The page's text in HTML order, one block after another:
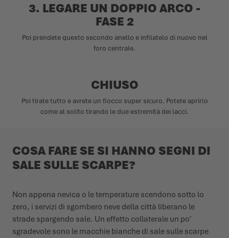
3. LEGARE UN DOPPIO ARCO -
FASE 2
Poi prendete questo secondo anello e infilatelo di nuovo nel
foro centrale.
CHIUSO
Poi tirate tutto e avrete un fiocco super sicuro. Potete aprirlo
come al solito tirando le due estremità dei lacci.
COSA FARE SE SI HANNO SEGNI DI
SALE SULLE SCARPE?
Non appena nevica o le temperature scendono sotto lo
zero, i servizi di sgombero neve della città liberano le
strade spargendo sale. Un effetto collaterale un po'
sgradevole sono le macchie bianche di sale sulle scarpe